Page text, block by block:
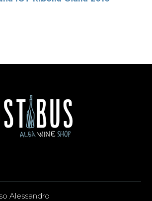
Alessandro